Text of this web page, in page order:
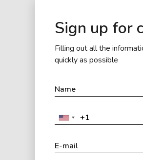
Sign up for
Filling out all the
quickly as possible